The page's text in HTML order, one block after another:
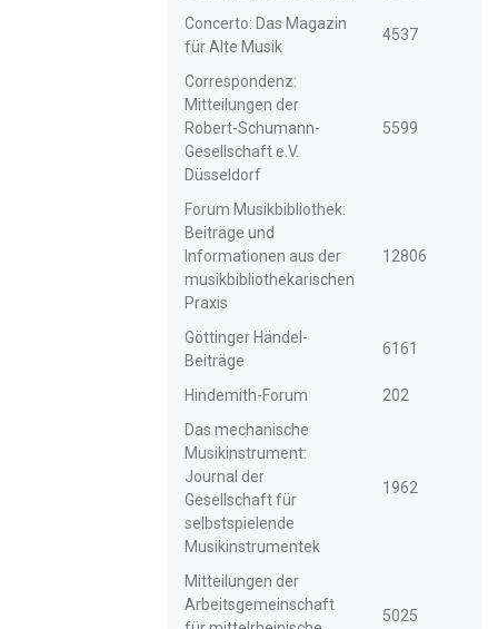
Concerto: Das Magazin
für Alte Musik
4537
Correspondenz:
Mitteilungen der
Robert-Schumann-
Gesellschaft e.V.
Düsseldorf
5599
Forum Musikbibliothek:
Beiträge und
Informationen aus der
musikbibliothekarischen
Praxis
12806
Göttinger Händel-
Beiträge
6161
Hindemith-Forum
202
Das mechanische
Musikinstrument:
Journal der
Gesellschaft für
selbstspielende
Musikinstrumentek
1962
Mitteilungen der
Arbeitsgemeinschaft
5025